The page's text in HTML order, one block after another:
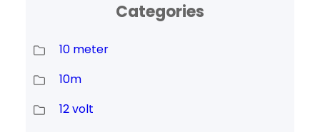
Categories
10 meter
10m
12 volt